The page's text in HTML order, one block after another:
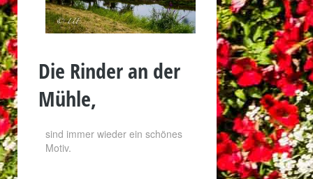
Die Rinder an der
Mühle,
sind immer wieder ein schönes
Motiv.